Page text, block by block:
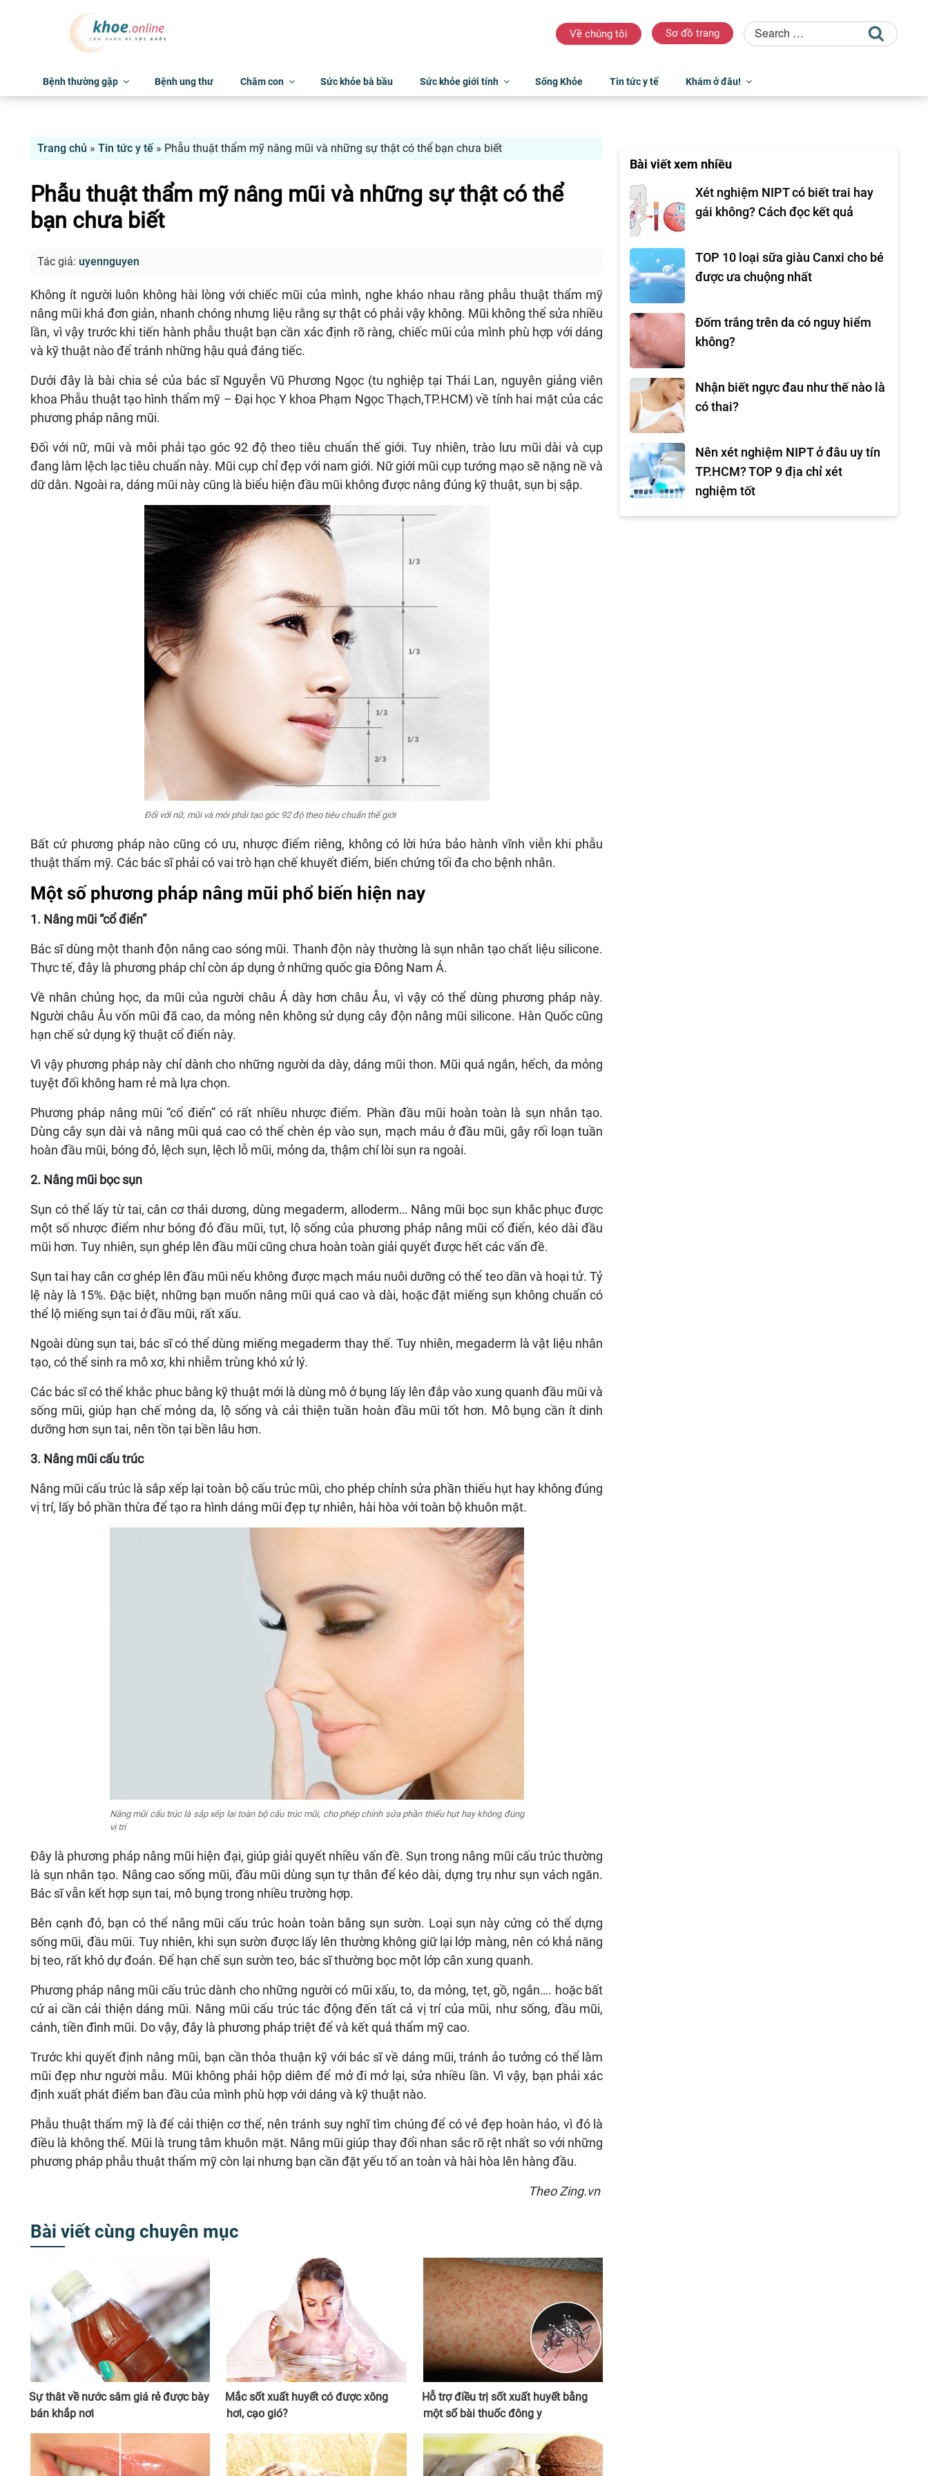
Về chúng tôi Sơ đồ trang
Bệnh thường gặp Bệnh ung thư Chăm con Sức khỏe bà bầu Sức khỏe giới tính Sống Khỏe Tin tức y tế Khám ở đâu!
Trang chủ » Tin tức y tế» Phẫu thuật thẩm mỹ nâng mũi và những sự thật có thể bạn chưa biết
Phẫu thuật thẩm mỹ nâng mũi và những sự thật có thể
bạn chưa biết
Tác giả: uyennguyen
Không ít người luôn không hài lòng với chiếc mũi của mình, nghe kháo nhau rằng phẫu thuật thẩm mỹ
nâng mũi khá đơn giản, nhanh chóng nhưng liệu rằng sự thật có phải vậy không. Mũi không thể sửa nhiều
lần, vì vậy trước khi tiến hành phẫu thuật bạn cần xác định rõ ràng, chiếc mũi của mình phù hợp với dáng
và kỹ thuật nào để tránh những hậu quả đáng tiếc.
Dưới đây là bài chia sẻ của bác sĩ Nguyễn Vũ Phương Ngọc (tu nghiệp tại Thái Lan, nguyên giảng viên
khoa Phẫu thuật tạo hình thẩm mỹ – Đại học Y khoa Phạm Ngọc Thạch,TP.HCM) về tính hai mặt của các
phương pháp nâng mũi.
Đối với nữ, mũi và môi phải tạo góc 92 độ theo tiêu chuẩn thế giới. Tuy nhiên, trào lưu mũi dài và cụp
đang làm lệch lạc tiêu chuẩn này. Mũi cụp chỉ đẹp với nam giới. Nữ giới mũi cụp tướng mạo sẽ nặng nề và
dữ dằn. Ngoài ra, dáng mũi này cũng là biểu hiện đầu mũi không được nâng đúng kỹ thuật, sụn bị sập.
Đối với nữ, mũi và môi phải tạo góc 92 độ theo tiêu chuẩn thế giới
Bất cứ phương pháp nào cũng có ưu, nhược điểm riêng, không có lời hứa bảo hành vĩnh viễn khi phẫu
thuật thẩm mỹ. Các bác sĩ phải có vai trò hạn chế khuyết điểm, biến chứng tối đa cho bệnh nhân.
Một số phương pháp nâng mũi phổ biến hiện nay
1. Nâng mũi “cổ điển”
Bác sĩ dùng một thanh độn nâng cao sóng mũi. Thanh độn này thường là sụn nhân tạo chất liệu silicone.
Thực tế, đây là phương pháp chỉ còn áp dụng ở những quốc gia Đông Nam Á.
Về nhân chủng học, da mũi của người châu Á dày hơn châu Âu, vì vậy có thể dùng phương pháp này.
Người châu Âu vốn mũi đã cao, da mỏng nên không sử dụng cây độn nâng mũi silicone. Hàn Quốc cũng
hạn chế sử dụng kỹ thuật cổ điển này.
Vì vậy phương pháp này chỉ dành cho những người da dày, dáng mũi thon. Mũi quá ngắn, hếch, da mỏng
tuyệt đối không ham rẻ mà lựa chọn.
Phương pháp nâng mũi “cổ điển” có rất nhiều nhược điểm. Phần đầu mũi hoàn toàn là sụn nhân tạo.
Dùng cây sụn dài và nâng mũi quá cao có thể chèn ép vào sụn, mạch máu ở đầu mũi, gây rối loạn tuần
hoàn đầu mũi, bóng đỏ, lệch sụn, lệch lỗ mũi, mỏng da, thậm chí lòi sụn ra ngoài.
2. Nâng mũi bọc sụn
Sụn có thể lấy từ tai, cân cơ thái dương, dùng megaderm, alloderm… Nâng mũi bọc sụn khắc phục được
một số nhược điểm như bóng đỏ đầu mũi, tụt, lộ sống của phương pháp nâng mũi cổ điển, kéo dài đầu
mũi hơn. Tuy nhiên, sụn ghép lên đầu mũi cũng chưa hoàn toàn giải quyết được hết các vấn đề.
Sụn tai hay cân cơ ghép lên đầu mũi nếu không được mạch máu nuôi dưỡng có thể teo dần và hoại tử. Tỷ
lệ này là 15%. Đặc biệt, những bạn muốn nâng mũi quá cao và dài, hoặc đặt miếng sụn không chuẩn có
thể lộ miếng sụn tai ở đầu mũi, rất xấu.
Ngoài dùng sụn tai, bác sĩ có thể dùng miếng megaderm thay thế. Tuy nhiên, megaderm là vật liệu nhân
tạo, có thể sinh ra mô xơ, khi nhiễm trùng khó xử lý.
Các bác sĩ có thể khắc phuc bằng kỹ thuật mới là dùng mô ở bụng lấy lên đắp vào xung quanh đầu mũi và
sống mũi, giúp hạn chế mỏng da, lộ sống và cải thiện tuần hoàn đầu mũi tốt hơn. Mô bụng cần ít dinh
dưỡng hơn sụn tai, nên tồn tại bền lâu hơn.
3. Nâng mũi cấu trúc
Nâng mũi cấu trúc là sắp xếp lại toàn bộ cấu trúc mũi, cho phép chỉnh sửa phần thiếu hụt hay không đúng
vị trí, lấy bỏ phần thừa để tạo ra hình dáng mũi đẹp tự nhiên, hài hòa với toàn bộ khuôn mặt.
Nâng mũi cấu trúc là sắp xếp lại toàn bộ cấu trúc mũi, cho phép chỉnh sửa phần thiếu hụt hay không đúng
vị trí
Đây là phương pháp nâng mũi hiện đại, giúp giải quyết nhiều vấn đề. Sụn trong nâng mũi cấu trúc thường
là sụn nhân tạo. Nâng cao sống mũi, đầu mũi dùng sụn tự thân để kéo dài, dựng trụ như sụn vách ngăn.
Bác sĩ vẫn kết hợp sụn tai, mô bụng trong nhiều trường hợp.
Bên cạnh đó, bạn có thể nâng mũi cấu trúc hoàn toàn bằng sụn sườn. Loại sụn này cứng có thể dựng
sống mũi, đầu mũi. Tuy nhiên, khi sụn sườn được lấy lên thường không giữ lại lớp màng, nên có khả năng
bị teo, rất khó dự đoán. Để hạn chế sụn sườn teo, bác sĩ thường bọc một lớp cân xung quanh.
Phương pháp nâng mũi cấu trúc dành cho những người có mũi xấu, to, da mỏng, tẹt, gồ, ngắn…. hoặc bất
cứ ai cần cải thiện dáng mũi. Nâng mũi cấu trúc tác động đến tất cả vị trí của mũi, như sống, đầu mũi,
cánh, tiền đình mũi. Do vậy, đây là phương pháp triệt để và kết quả thẩm mỹ cao.
Trước khi quyết định nâng mũi, bạn cần thỏa thuận kỹ với bác sĩ về dáng mũi, tránh ảo tưởng có thể làm
mũi đẹp như người mẫu. Mũi không phải hộp diêm để mở đi mở lại, sửa nhiều lần. Vì vậy, bạn phải xác
định xuất phát điểm ban đầu của mình phù hợp với dáng và kỹ thuật nào.
Phẫu thuật thẩm mỹ là để cải thiện cơ thể, nên tránh suy nghĩ tìm chúng để có vẻ đẹp hoàn hảo, vì đó là
điều là không thể. Mũi là trung tâm khuôn mặt. Nâng mũi giúp thay đổi nhan sắc rõ rệt nhất so với những
phương pháp phẫu thuật thẩm mỹ còn lại nhưng bạn cần đặt yếu tố an toàn và hài hòa lên hàng đầu.
Theo Zing.vn
Bài viết cùng chuyên mục
Sự thât về nước sâm giá rẻ được bày
bán khắp nơi
Mắc sốt xuất huyết có được xông
hơi, cạo gió?
Hỗ trợ điều trị sốt xuất huyết bằng
một số bài thuốc đông y
Bài viết xem nhiều
Xét nghiệm NIPT có biết trai hay
gái không? Cách đọc kết quả
TOP 10 loại sữa giàu Canxi cho bé
được ưa chuộng nhất
Đốm trắng trên da có nguy hiểm
không?
Nhận biết ngực đau như thế nào là
có thai?
Nên xét nghiệm NIPT ở đâu uy tín
TP.HCM? TOP 9 địa chỉ xét
nghiệm tốt